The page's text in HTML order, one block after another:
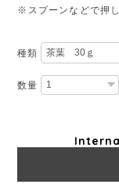
※スプーンなどで押
種類
数量